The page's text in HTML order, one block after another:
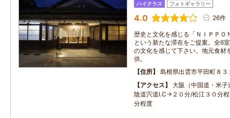
ハイクラス フォトギャラリー
4.0 26件
歴史と文化を感じる「ＮＩＰＰＯ
という新たな滞在をご提案。全6
の文化を感じて下さい。地元食材
供。
住所
島根県出雲市平田町８３
アクセス
大阪（中国道・米
陰道宍道I.C→２０分/松江３０分
分程度